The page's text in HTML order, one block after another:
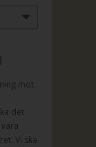
mot
det
Vi ska